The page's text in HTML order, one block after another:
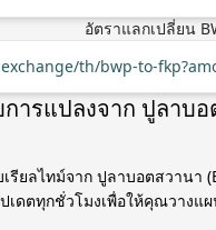
อัตราแลกเปลี่ยน
th/bwp-to-
การแปลงจาก ปูลาบ
รียลไทม์จาก ปูลาบอตสวานา
เดตทุกชั่วโมงเพื่อให้คุณวางแ